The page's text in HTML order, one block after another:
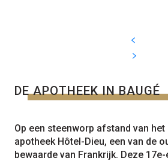
DE APOTHEEK IN BAUGÉ
Op een steenworp afstand van
apotheek Hôtel-Dieu, een van de
bewaarde van Frankrijk. Deze